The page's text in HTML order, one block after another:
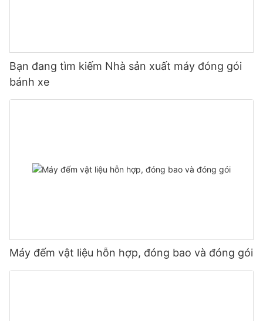
Bạn đang tìm kiếm Nhà sản xuất máy đóng gói
bánh xe
Máy đếm vật liệu hỗn hợp, đóng bao và đóng gói